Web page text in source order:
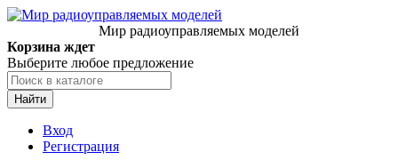
Мир радиоуправляемых моделей
Корзина ждет
Выберите любое предложение
Найти
Вход
Регистрация